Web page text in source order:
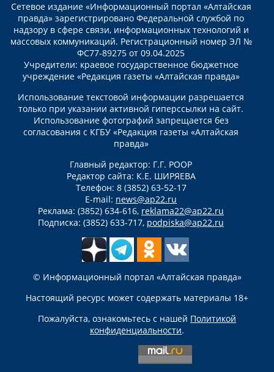
Сетевое издание «Информационный портал «Алтайская
правда» зарегистрировано Федеральной службой по
надзору в сфере связи, информационных технологий и
массовых коммуникаций. Регистрационный номер ЭЛ №
ФС77-89275 от 09.04.2025
Учредители: краевое государственное бюджетное
учреждение «Редакция газеты «Алтайская правда»
Использование текстовой информации разрешается
только при указании активной гиперссылки на сайт.
Использование фотографий запрещается без
согласования с КГБУ «Редакция газеты «Алтайская
правда»
Главный редактор: Г.Г. РООР
Редактор сайта: К.Е. ШИРЯЕВА
Телефон: 8 (3852) 63-52-17
E-mail: news@ap22.ru
Реклама: (3852) 634-616, reklama22@ap22.ru
Подписка: (3852) 633-717, podpiska@ap22.ru
© Информационный портал «Алтайская правда»
Настоящий ресурс может содержать материалы 18+
Пожалуйста, ознакомьтесь с нашей Политикой
конфиденциальности.